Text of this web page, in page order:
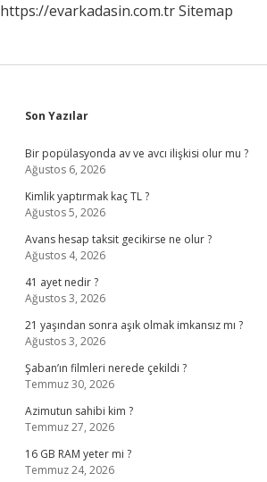
https://evarkadasin.com.trSitemap
Sidebar
Son Yazılar
Bir popülasyonda av ve avcı ilişkisi olur mu ?
Ağustos 6, 2026
Kimlik yaptırmak kaç TL ?
Ağustos 5, 2026
Avans hesap taksit gecikirse ne olur ?
Ağustos 4, 2026
41 ayet nedir ?
Ağustos 3, 2026
21 yaşından sonra aşık olmak imkansız mı ?
Ağustos 3, 2026
Şaban’ın filmleri nerede çekildi ?
Temmuz 30, 2026
Azimutun sahibi kim ?
Temmuz 27, 2026
16 GB RAM yeter mi ?
Temmuz 24, 2026